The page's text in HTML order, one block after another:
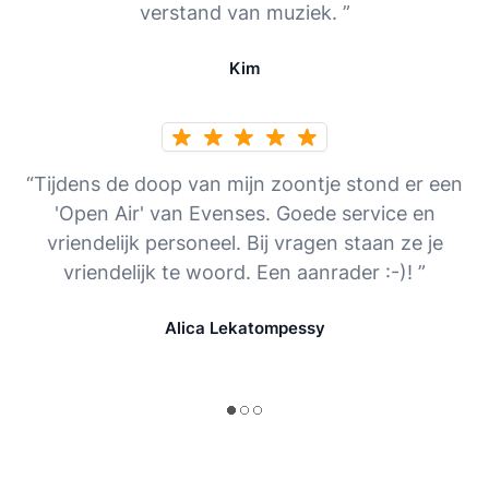
verstand van muziek. ”
Kim
“Tijdens de doop van mijn zoontje stond er een
'Open Air' van Evenses. Goede service en
vriendelijk personeel. Bij vragen staan ze je
vriendelijk te woord. Een aanrader :-)! ”
Alica Lekatompessy